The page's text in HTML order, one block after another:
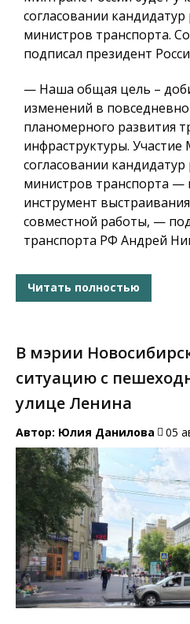
согласовании
министров транспорта.
подписал президент
— Наша общая цель –
изменений в
планомерного развития
инфраструктуры. Участие
согласовании
министров транспорта
инструмент
совместной работы, —
транспорта РФ Андрей
Читать полностью
В мэрии
ситуацию с
улице Ленина
Автор: Юлия Данилова 05